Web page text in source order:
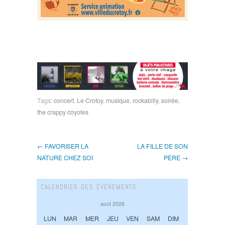
Tags:concert, Le Crotoy, musique, rockabilly,soirée,
the crappy coyotes
← FAVORISER LA
NATURE CHEZ SOI
LA FILLE DE SON
PÈRE →
CALENDRIER DES ÉVÉNEMENTS
août 2026
LUN MAR MER JEU VEN SAM DIM